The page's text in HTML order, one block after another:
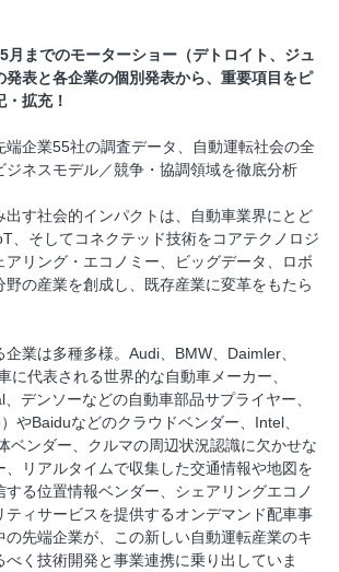
月までのモーターショー（デトロイト、ジュ
発表と各企業の個別発表から、重要項目をピ
拡充！
端企業55社の調査データ、自動運転社会の全
ジネスモデル／競争・協調領域を徹底分析
出す社会的インパクトは、自動車業界にとど
、そしてコネクテッド技術をコアテクノロジ
アリング・エコノミー、ビッグデータ、ロボ
野の産業を創成し、既存産業に変革をもたら
業は多種多様。Audi、BMW、Daimler、
に代表される世界的な自動車メーカー、
デンソーなどの自動車部品サプライヤー、
やBaiduなどのクラウドベンダー、Intel、
ベンダー、クルマの周辺状況認識に欠かせな
、リアルタイムで収集した交通情報や地図を
する位置情報ベンダー、シェアリングエコノ
ティサービスを提供するオンデマンド配車事
の先端企業が、この新しい自動運転産業のキ
べく技術開発と事業連携に乗り出していま